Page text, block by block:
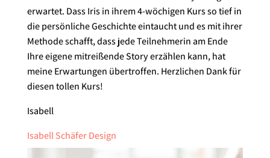
erwartet. Dass Iris in ihrem 4-wöchigen Kurs so tief in
die persönliche Geschichte eintaucht und es mit ihrer
Methode schafft, dass jede Teilnehmerin am Ende
Ihre eigene mitreißende Story erzählen kann, hat
meine Erwartungen übertroffen. Herzlichen Dank für
diesen tollen Kurs!
Isabell
Isabell Schäfer Design